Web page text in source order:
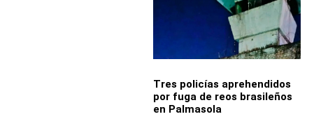
Tres policías aprehendidos
por fuga de reos brasileños
en Palmasola